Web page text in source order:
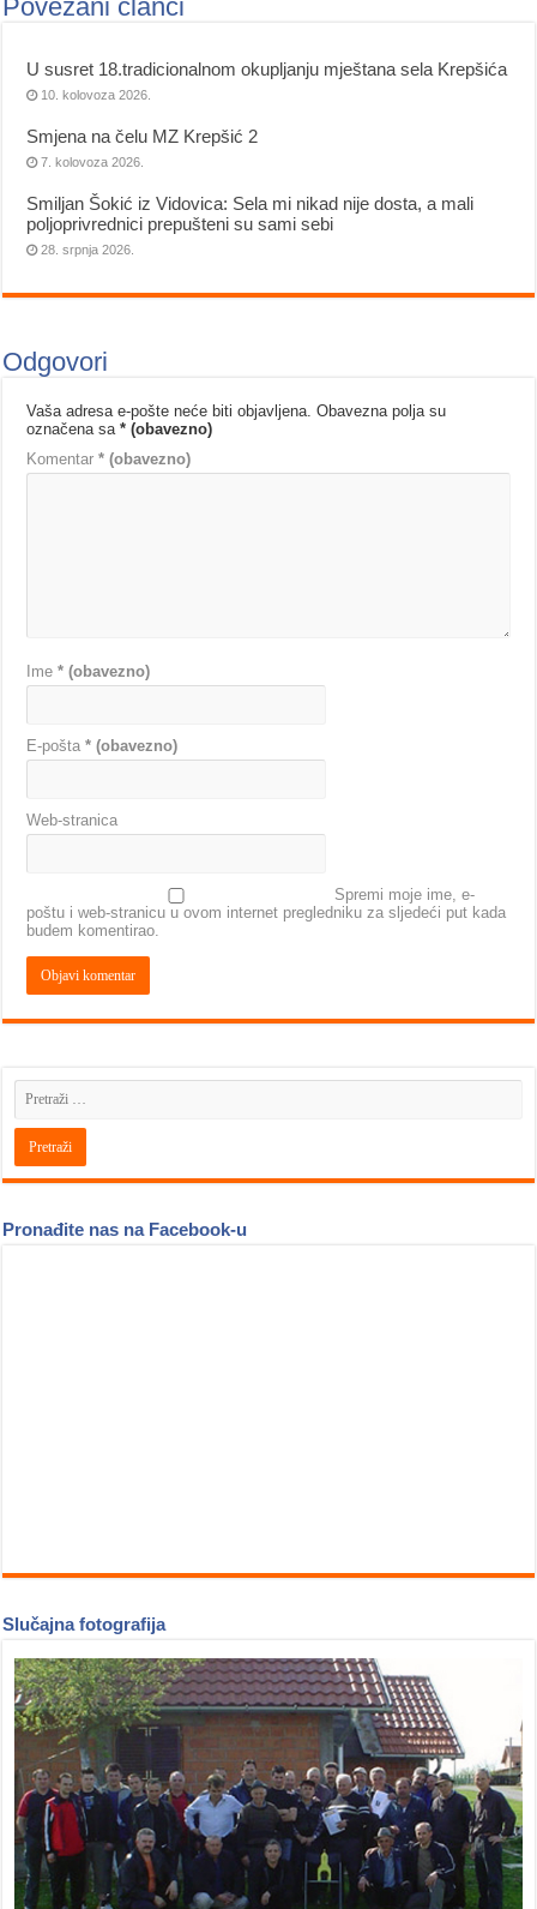
Povezani članci
U susret 18.tradicionalnom okupljanju mještana sela Krepšića
10. kolovoza 2026.
Smjena na čelu MZ Krepšić 2
7. kolovoza 2026.
Smiljan Šokić iz Vidovica: Sela mi nikad nije dosta, a mali
poljoprivrednici prepušteni su sami sebi
28. srpnja 2026.
Odgovori
Vaša adresa e-pošte neće biti objavljena. Obavezna polja su
označena sa* (obavezno)
Komentar* (obavezno)
Ime* (obavezno)
E-pošta* (obavezno)
Web-stranica
Spremi moje ime, e-
poštu i web-stranicu u ovom internet pregledniku za sljedeći put kada
budem komentirao.
Pronađite nas na Facebook-u
Slučajna fotografija